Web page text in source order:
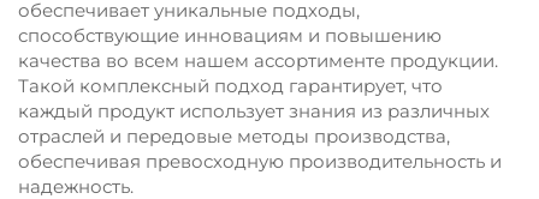
обеспечивает уникальные подходы,
способствующие инновациям и повышению
качества во всем нашем ассортименте продукции.
Такой комплексный подход гарантирует, что
каждый продукт использует знания из различных
отраслей и передовые методы производства,
обеспечивая превосходную производительность и
надежность.